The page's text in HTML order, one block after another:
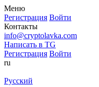
Меню
Регистрация Войти
Контакты
info@cryptolavka.com
Написать в TG
Регистрация Войти
ru
Русский